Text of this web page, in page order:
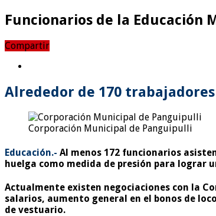
Funcionarios de la
Compartir
Alrededor de 170
Corporación Municipal de Panguipulli
Educación.- Al menos 172 funcionarios
huelga como medida de presión para lograr
Actualmente existen negociaciones con la
salarios, aumento general en el bonos de
de vestuario.